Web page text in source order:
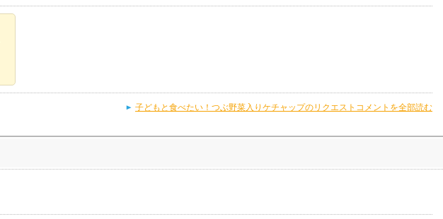
子どもと食べたい！つぶ野菜入りケチャップのリクエストコメントを全部読む